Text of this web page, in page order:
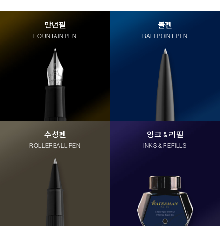
만년필
FOUNTAIN PEN
볼펜
BALLPOINT PEN
수성펜
ROLLERBALL PEN
잉크 & 리필
INKS & REFILLS